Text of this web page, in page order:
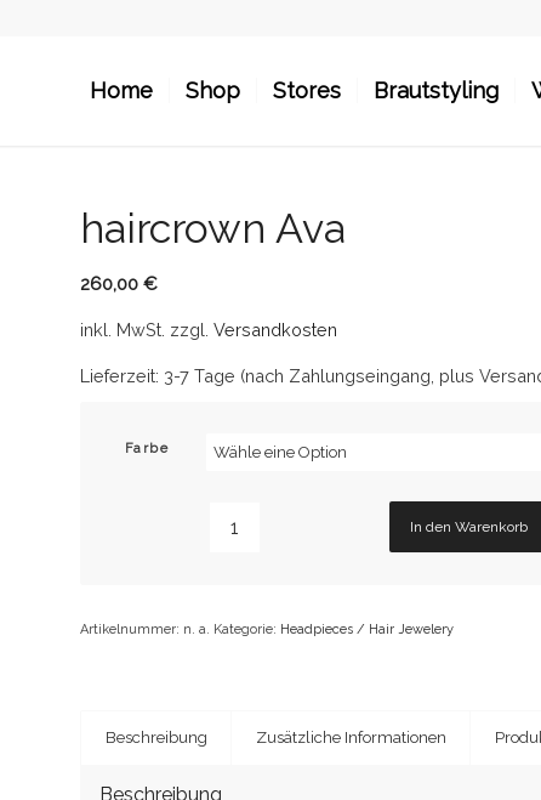
Home Shop Stores Brautstyling
haircrown Ava
260,00€
inkl. MwSt. zzgl.Versandkosten
Lieferzeit: 3-7 Tage (nach Zahlungseingang, plus
Farbe
In den Warenkorb
Artikelnummer: n. a. Kategorie: Headpieces / Hair Jewelery
Beschreibung Zusätzliche Informationen
Beschreibung